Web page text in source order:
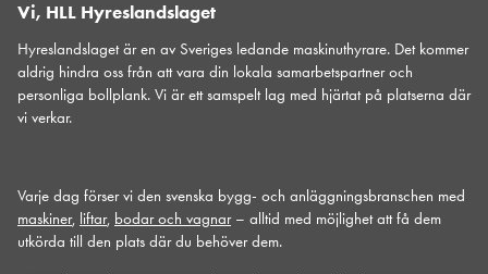
Vi, HLL Hyreslandslaget
Hyreslandslaget är en av Sveriges ledande maskinuthyrare. Det kommer
aldrig hindra oss från att vara din lokala samarbetspartner och
personliga bollplank. Vi är ett samspelt lag med hjärtat på platserna där
vi verkar.
Varje dag förser vi den svenska bygg- och anläggningsbranschen med
maskiner, liftar, bodar och vagnar– alltid med möjlighet att få dem
utkörda till den plats där du behöver dem.